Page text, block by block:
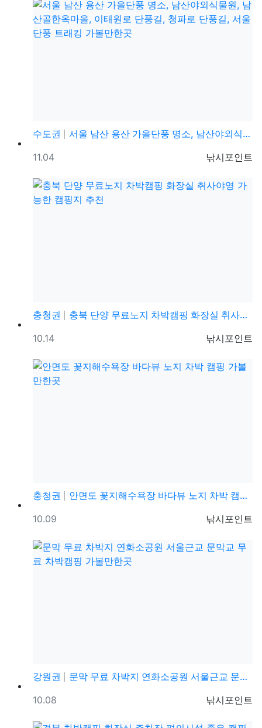
수도권
서울 남산 용산 가을단풍 명소, 남산야외식물원, 남산골…
등록자
낚시포인트
등록일
11.04
충청권
충북 단양 무료노지 차박캠핑 화장실 취사야영 가능한 캠…
등록자
낚시포인트
등록일
10.14
충청권
안면도 꽃지해수욕장 바다뷰 노지 차박 캠핑 가볼만한곳
등록자
낚시포인트
등록일
10.09
강원권
문막 무료 차박지 연화소공원 서울근교 문막교 무료 차박…
등록자
낚시포인트
등록일
10.08